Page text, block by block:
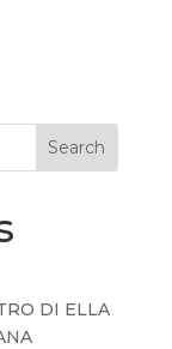
Search
DI ELLA